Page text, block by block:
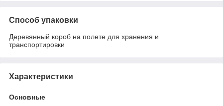
Способ упаковки
Деревянный короб на полете для хранения и
транспортировки
Характеристики
Основные